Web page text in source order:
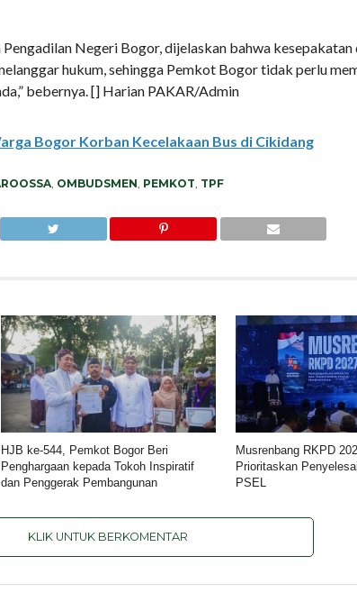
Negeri Bogor, dijelaskan bahwa kesepakatan
hukum, sehingga Pemkot Bogor tidak perlu
bebernya. [] Harian PAKAR/Admin
Bogor Korban Kecelakaan Bus di Cikidang
, OMBUDSMEN, PEMKOT, TPF
HJB ke-544, Pemkot Bogor Beri
Penghargaan kepada Tokoh Inspiratif
dan Penggerak Pembangunan
Musrenbang RKPD
Prioritaskan
PSEL
KLIK UNTUK BERKOMENTAR